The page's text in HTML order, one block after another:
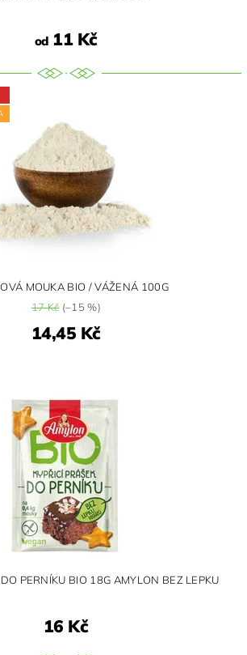
od11 Kč
MOUKA BIO / VÁŽENÁ 100G
17 Kč(–15 %)
14,45 Kč
PERNÍKU BIO 18G AMYLON BEZ LEPKU
16 Kč